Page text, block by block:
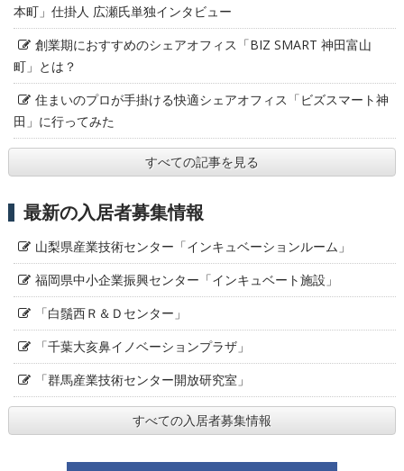
本町」仕掛人 広瀬氏単独インタビュー
創業期におすすめのシェアオフィス「BIZ SMART 神田富山
町」とは？
住まいのプロが手掛ける快適シェアオフィス「ビズスマート神
田」に行ってみた
すべての記事を見る
最新の入居者募集情報
山梨県産業技術センター「インキュベーションルーム」
福岡県中小企業振興センター「インキュベート施設」
「白鬚西Ｒ＆Ｄセンター」
「千葉大亥鼻イノベーションプラザ」
「群馬産業技術センター開放研究室」
すべての入居者募集情報